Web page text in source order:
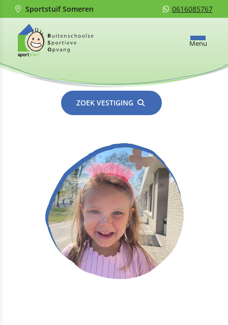
Sportstuif Someren 0616085767
Menu
ZOEK VESTIGING